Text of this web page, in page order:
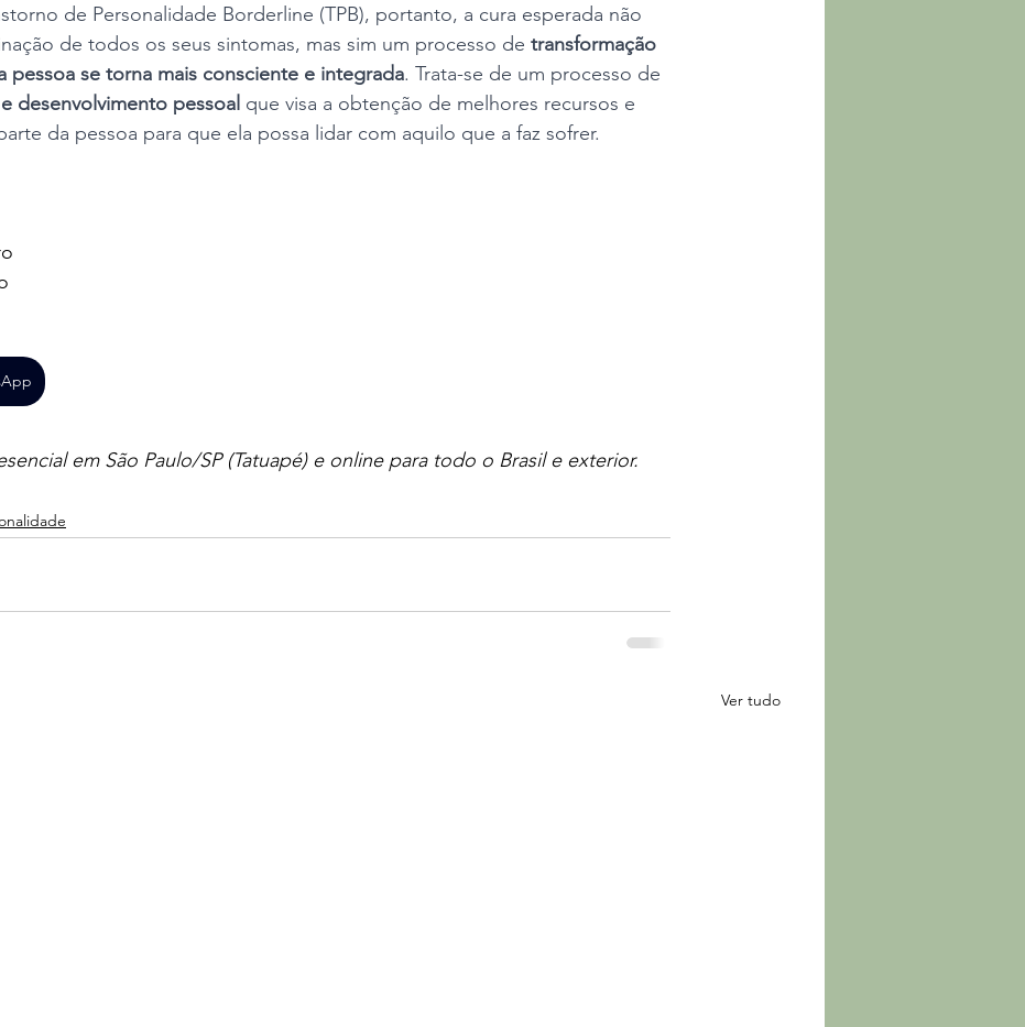
de Personalidade Borderline (TPB), portanto, a cura esperada não
de todos os seus sintomas, mas sim um processo de transformação
pessoa se torna mais consciente e integrada. Trata-se de um processo de
desenvolvimento pessoal que visa a obtenção de melhores recursos e
da pessoa para que ela possa lidar com aquilo que a faz sofrer.
em São Paulo/SP (Tatuapé) e online para todo o Brasil e exterior.
Ver tudo